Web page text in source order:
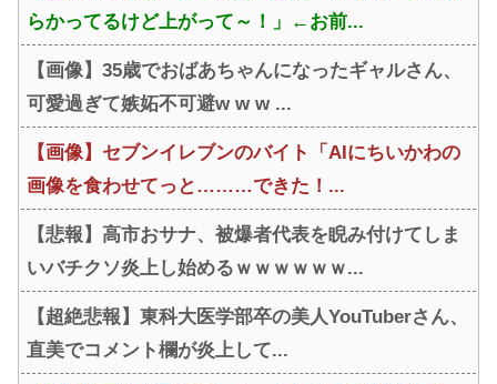
らかってるけど上がって～！」←お前...
【画像】35歳でおばあちゃんになったギャルさん、
可愛過ぎて嫉妬不可避w w w ...
【画像】セブンイレブンのバイト「AIにちいかわの
画像を食わせてっと………できた！...
【悲報】高市おサナ、被爆者代表を睨み付けてしま
いバチクソ炎上し始めるｗｗｗｗｗｗ...
【超絶悲報】東科大医学部卒の美人YouTuberさん、
直美でコメント欄が炎上して...